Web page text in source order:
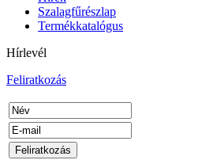
Szalagfűrészlap
Termékkatalógus
Hírlevél
Feliratkozás